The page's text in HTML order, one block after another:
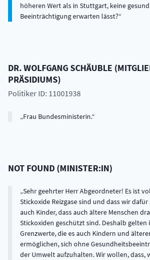
höheren Wert als in Stuttgart, keine
Beeinträchtigung erwarten lässt?
DR.WOLFGANGSCHÄUBLE (
PRÄSIDIUMS)
Politiker ID: 11001938
Frau Bundesministerin.
NOT FOUND (MINISTER:IN)
Sehr geehrter Herr Abgeordneter! Es ist
Stickoxide Reizgase sind und dass wir
auch Kinder, dass auch ältere Menschen
Stickoxiden geschützt sind. Deshalb gelten
Grenzwerte, die es auch Kindern und
ermöglichen, sich ohne
der Umwelt aufzuhalten. Wir wollen, dass,